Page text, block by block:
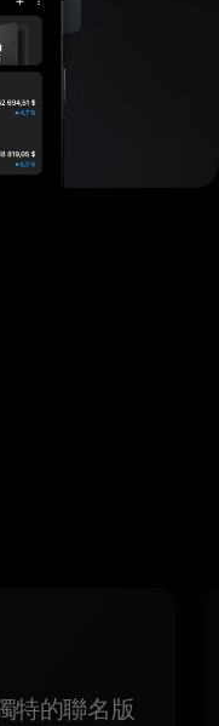
特的聯名版